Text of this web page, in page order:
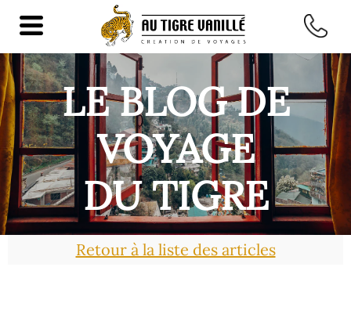
LE BLOG DE
VOYAGE
DU TIGRE
Retour à la liste des articles